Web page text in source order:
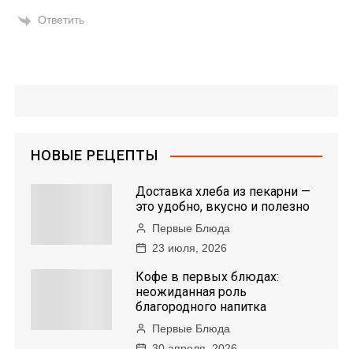
Ответить
НОВЫЕ РЕЦЕПТЫ
Доставка хлеба из пекарни —
это удобно, вкусно и полезно
Первые Блюда
23 июля, 2026
Кофе в первых блюдах:
неожиданная роль
благородного напитка
Первые Блюда